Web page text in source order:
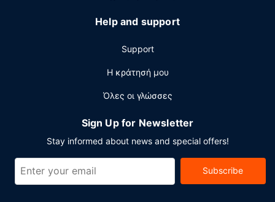
Help and support
Support
Η κράτησή μου
Όλες οι γλώσσες
Sign Up for Newsletter
Stay informed about news and special offers!
Subscribe